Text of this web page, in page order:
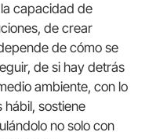
capacidad de
de crear
de cómo se
de si hay detrás
ambiente, con lo
hábil, sostiene
no solo con